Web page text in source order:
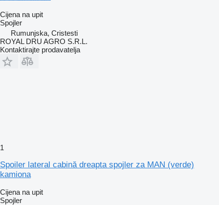
Cijena na upit
Spojler
Rumunjska, Cristesti
ROYAL DRU AGRO S.R.L.
Kontaktirajte prodavatelja
1
Spoiler lateral cabină dreapta spojler za MAN (verde)
kamiona
Cijena na upit
Spojler